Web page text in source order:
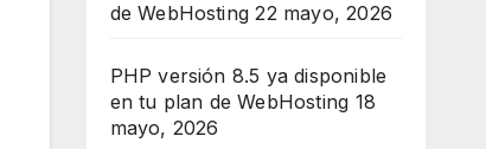
de WebHosting 22 mayo, 2026
PHP versión 8.5 ya disponible
en tu plan de WebHosting 18
mayo, 2026